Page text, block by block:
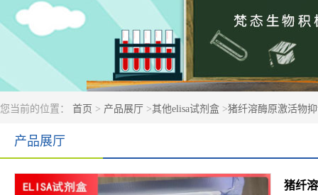
您当前的位置： 首页 > 产品展厅 >其他elisa试剂盒 >猪纤溶酶原激活物
产品展厅
猪纤